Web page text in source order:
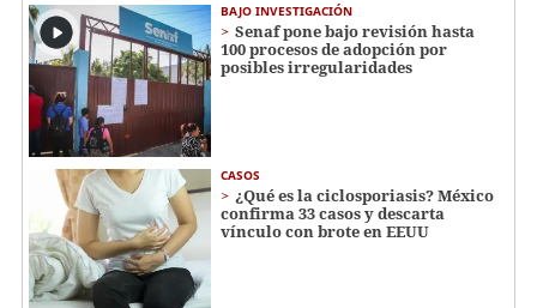
BAJO INVESTIGACIÓN
Senaf pone bajo revisión hasta
100 procesos de adopción por
posibles irregularidades
CASOS
¿Qué es la ciclosporiasis? México
confirma 33 casos y descarta
vínculo con brote en EEUU